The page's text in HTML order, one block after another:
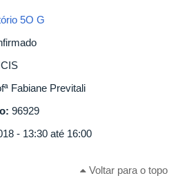
5O G
Fabiane Previtali
96929
- 13:30 até 16:00
Voltar para o topo